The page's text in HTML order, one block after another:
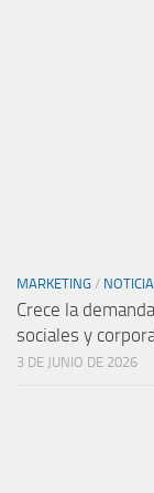
MARKETING /
Crece la
sociales y
3 DE JUNIO DE 2026